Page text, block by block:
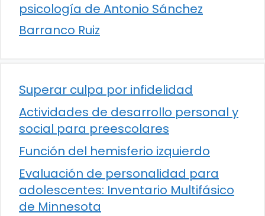
psicología de Antonio Sánchez
Barranco Ruiz
Superar culpa por infidelidad
Actividades de desarrollo personal y
social para preescolares
Función del hemisferio izquierdo
Evaluación de personalidad para
adolescentes: Inventario Multifásico
de Minnesota